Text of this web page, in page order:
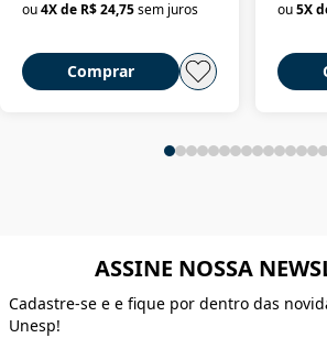
ou4X de R$ 24,75sem juros
Comprar
ou 5X
ASSINE NOSSA
Cadastre-se e e fique por dentro das
Unesp!